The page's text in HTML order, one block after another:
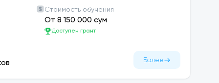
образования, Ташкентский финансовый
партнерами. Чтобы
финансового института, посетите
Стоимость обучения
От 8 150 000 сум
Доступен грант
Более